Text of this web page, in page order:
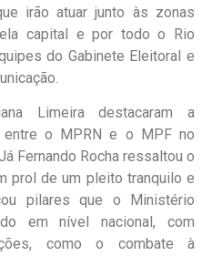
irão atuar junto às zonas
capital e por todo o Rio
do Gabinete Eleitoral e
Limeira destacaram a
entre o MPRN e o MPF no
Fernando Rocha ressaltou o
prol de um pleito tranquilo e
pilares que o Ministério
em nível nacional, com
como o combate à